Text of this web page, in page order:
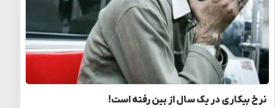
نرخ بیکاری در یک سال از بین رفته است!